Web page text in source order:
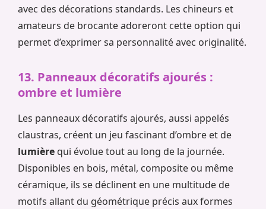
avec des décorations standards. Les chineurs et
amateurs de brocante adoreront cette option qui
permet d’exprimer sa personnalité avec originalité.
13. Panneaux décoratifs ajourés :
ombre et lumière
Les panneaux décoratifs ajourés, aussi appelés
claustras, créent un jeu fascinant d’ombre et de
lumière qui évolue tout au long de la journée.
Disponibles en bois, métal, composite ou même
céramique, ils se déclinent en une multitude de
motifs allant du géométrique précis aux formes